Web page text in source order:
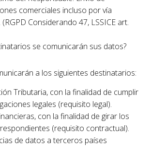
comerciales incluso por vía
Considerando 47, LSSICE art.
se comunicarán sus datos?
a los siguientes destinatarios:
Tributaria, con la finalidad de cumplir
legales (requisito legal).
con la finalidad de girar los
(requisito contractual).
de datos a terceros países